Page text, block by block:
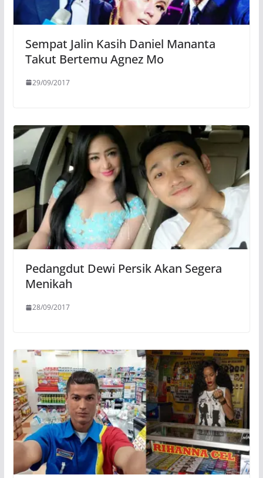
Sempat Jalin Kasih Daniel Mananta
Takut Bertemu Agnez Mo
29/09/2017
Pedangdut Dewi Persik Akan Segera
Menikah
28/09/2017